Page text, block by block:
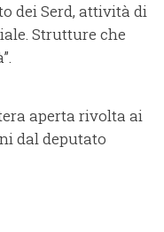
dei Serd, attività di
Strutture che
aperta rivolta ai
dal deputato